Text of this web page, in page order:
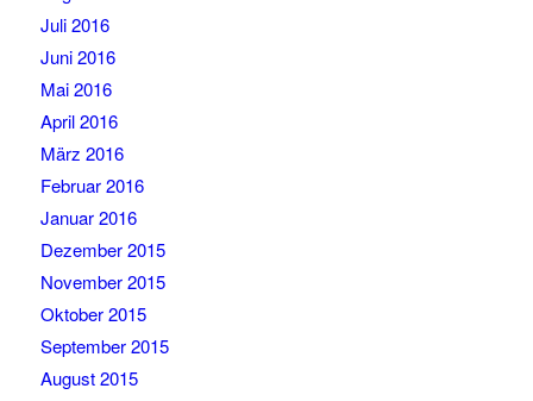
Juli 2016
Juni 2016
Mai 2016
April 2016
März 2016
Februar 2016
Januar 2016
Dezember 2015
November 2015
Oktober 2015
September 2015
August 2015